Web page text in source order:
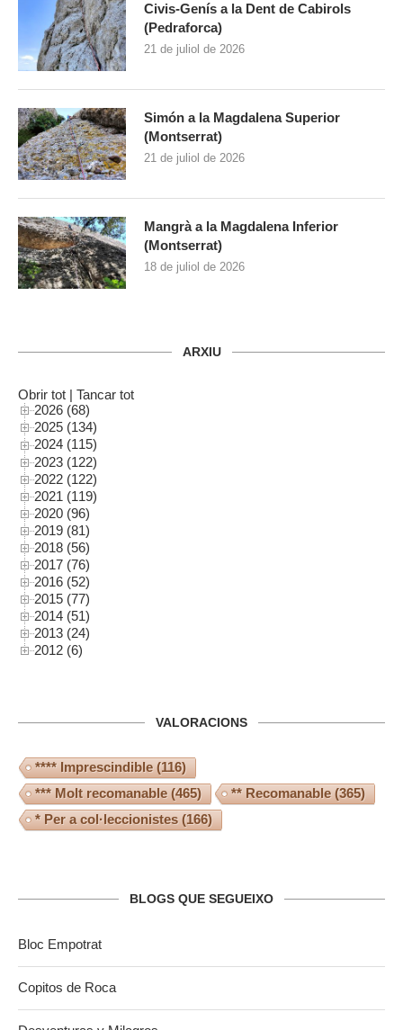
Civis-Genís a la Dent de Cabirols
(Pedraforca)
21 de juliol de 2026
Simón a la Magdalena Superior
(Montserrat)
21 de juliol de 2026
Mangrà a la Magdalena Inferior
(Montserrat)
18 de juliol de 2026
ARXIU
Obrir tot | Tancar tot
2026 (68)
2025 (134)
2024 (115)
2023 (122)
2022 (122)
2021 (119)
2020 (96)
2019 (81)
2018 (56)
2017 (76)
2016 (52)
2015 (77)
2014 (51)
2013 (24)
2012 (6)
VALORACIONS
**** Imprescindible(116)
*** Molt recomanable(465) ** Recomanable(365)
* Per a col·leccionistes (166)
BLOGS QUE SEGUEIXO
Bloc Empotrat
Copitos de Roca